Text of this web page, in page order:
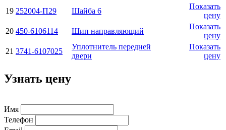
19 252004-П29 Шайба 6
Показать
цену
20 450-6106114 Шип направляющий
Показать
цену
21 3741-6107025
Уплотнитель передней
двери
Показать
цену
Узнать цену
Имя
Телефон